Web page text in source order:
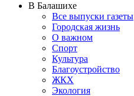
В Балашихе
Все выпуски газеты
Городская жизнь
О важном
Спорт
Культура
Благоустройство
ЖКХ
Экология